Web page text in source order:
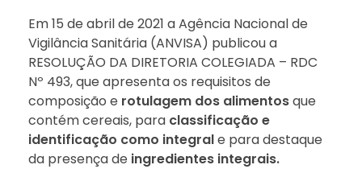
Em 15 de abril de 2021 a Agência Nacional de
Vigilância Sanitária (ANVISA) publicou a
RESOLUÇÃO DA DIRETORIA COLEGIADA – RDC
Nº 493, que apresenta os requisitos de
composição e rotulagem dos alimentosque
contém cereais, para classificação e
identificação como integrale para destaque
da presença de ingredientes integrais.